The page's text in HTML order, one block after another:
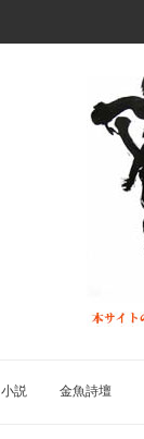
小説 金魚詩壇